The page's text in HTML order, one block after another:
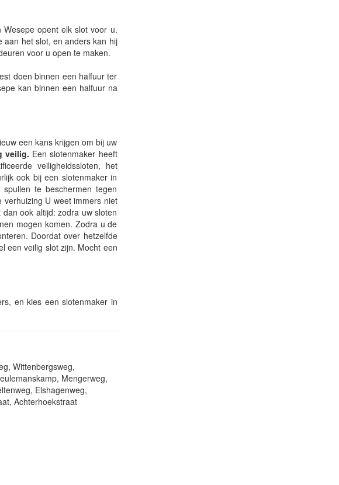
opent elk slot voor u.
aan het slot, en anders kan hij
voor u open te maken.
doen binnen een halfuur ter
kan binnen een halfuur na
een kans krijgen om bij uw
veilig. Een slotenmaker heeft
veiligheidssloten, het
ook bij een slotenmaker in
te beschermen tegen
U weet immers niet
ook altijd: zodra uw sloten
mogen komen. Zodra u de
Doordat over hetzelfde
een veilig slot zijn. Mocht een
en kies een slotenmaker in
Wittenbergsweg,
Mengerweg,
Elshagenweg,
Achterhoekstraat